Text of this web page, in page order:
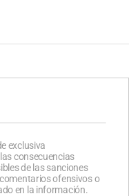
exclusiva
consecuencias
de las sanciones
ofensivos o
en la información.